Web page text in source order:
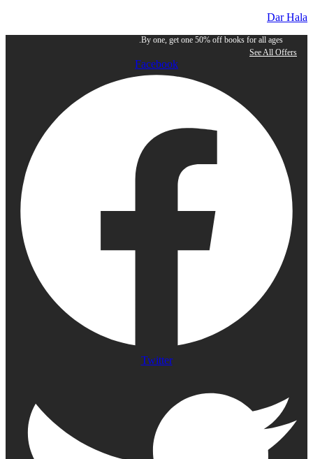
Dar Hala
By one, get one 50% off books for all ages.
See All Offers
Facebook
Twitter